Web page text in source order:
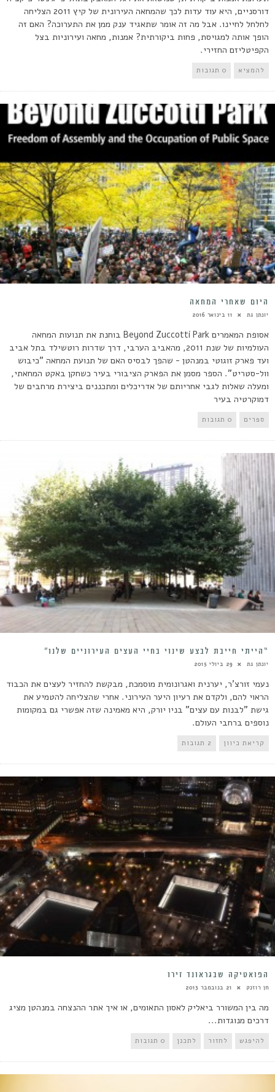
דורסניים, היא עוד עדות לכך שהמחאה העירונית של קיץ 2011 הצליחה
לחלחל לחיינו. אבל מה זה אומר שתאגיד ענק ממן את התערוכה? האם זה
הופך אותה למגויסת, פחות ביקורתית? אמנות, מחאה ועירוניות בצל
הקפיטליזם החזירי.
להמציא 0 תגובות
היום שאחרי המחאה
יונתן גת 11 בינואר 2016
אסופת המאמרים Beyond Zuccotti Park בוחנת את תנועות המחאה
העולמיות של שנת 2011, מהאביב הערבי, דרך שדרות רוטשילד בתל אביב
ועד פארק זוגוטי במנהטן - שהפך לבסיס האם של תנועת המחאה "כיבוש
וול-סטריט". הספר מסמן את הפארק הציבורי בעיר כשחקן באקט המחאתי,
ומעלה שאלות לגבי אחריותם של אדריכלים ומתכננים ביצירת מרחבים של
דמוקרטיה בעיר
ספרים 0 תגובות
“הייתי חייבת לבצע שינוי בחיי העצים העירוניים שלנו”
יונתן גת 29 ביולי 2015
נעמי זורצ'ר, יערנית ואגרונומית מוסמכת, מבקשת להחזיר לעצים את הכבוד
הראוי להם, ולקדם את רעיון היער העירוני. אחרי שהצליחה להטמיע את
גישת "לבנות עם עצים" בניו יורק, היא מאמינה שזה אפשרי גם במקומות
נוספים ברחבי העולם.
קריאת כיוון 2 תגובות
הפואטיקה שבגראונד זירו
חן רוזנק 21 בנובמבר 2013
מה בין המשורר ביאליק לאסון התאומים, או איך אתר ההנצחה במנהטן מציג
דרכים מנוגדות...
להיפגש לחזור לתכנן 0 תגובות